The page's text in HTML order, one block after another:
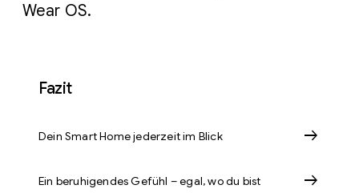
Wear OS.
Fazit
Dein Smart Home jederzeit im Blick arrow_right_alt
Ein beruhigendes Gefühl – egal, wo du bist arrow_right_alt